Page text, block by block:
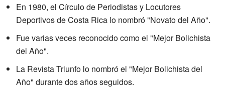
En 1980, el Círculo de Periodistas y Locutores
Deportivos de Costa Rica lo nombró "Novato del Año".
Fue varias veces reconocido como el "Mejor Bolichista
del Año".
La Revista Triunfo lo nombró el "Mejor Bolichista del
Año" durante dos años seguidos.